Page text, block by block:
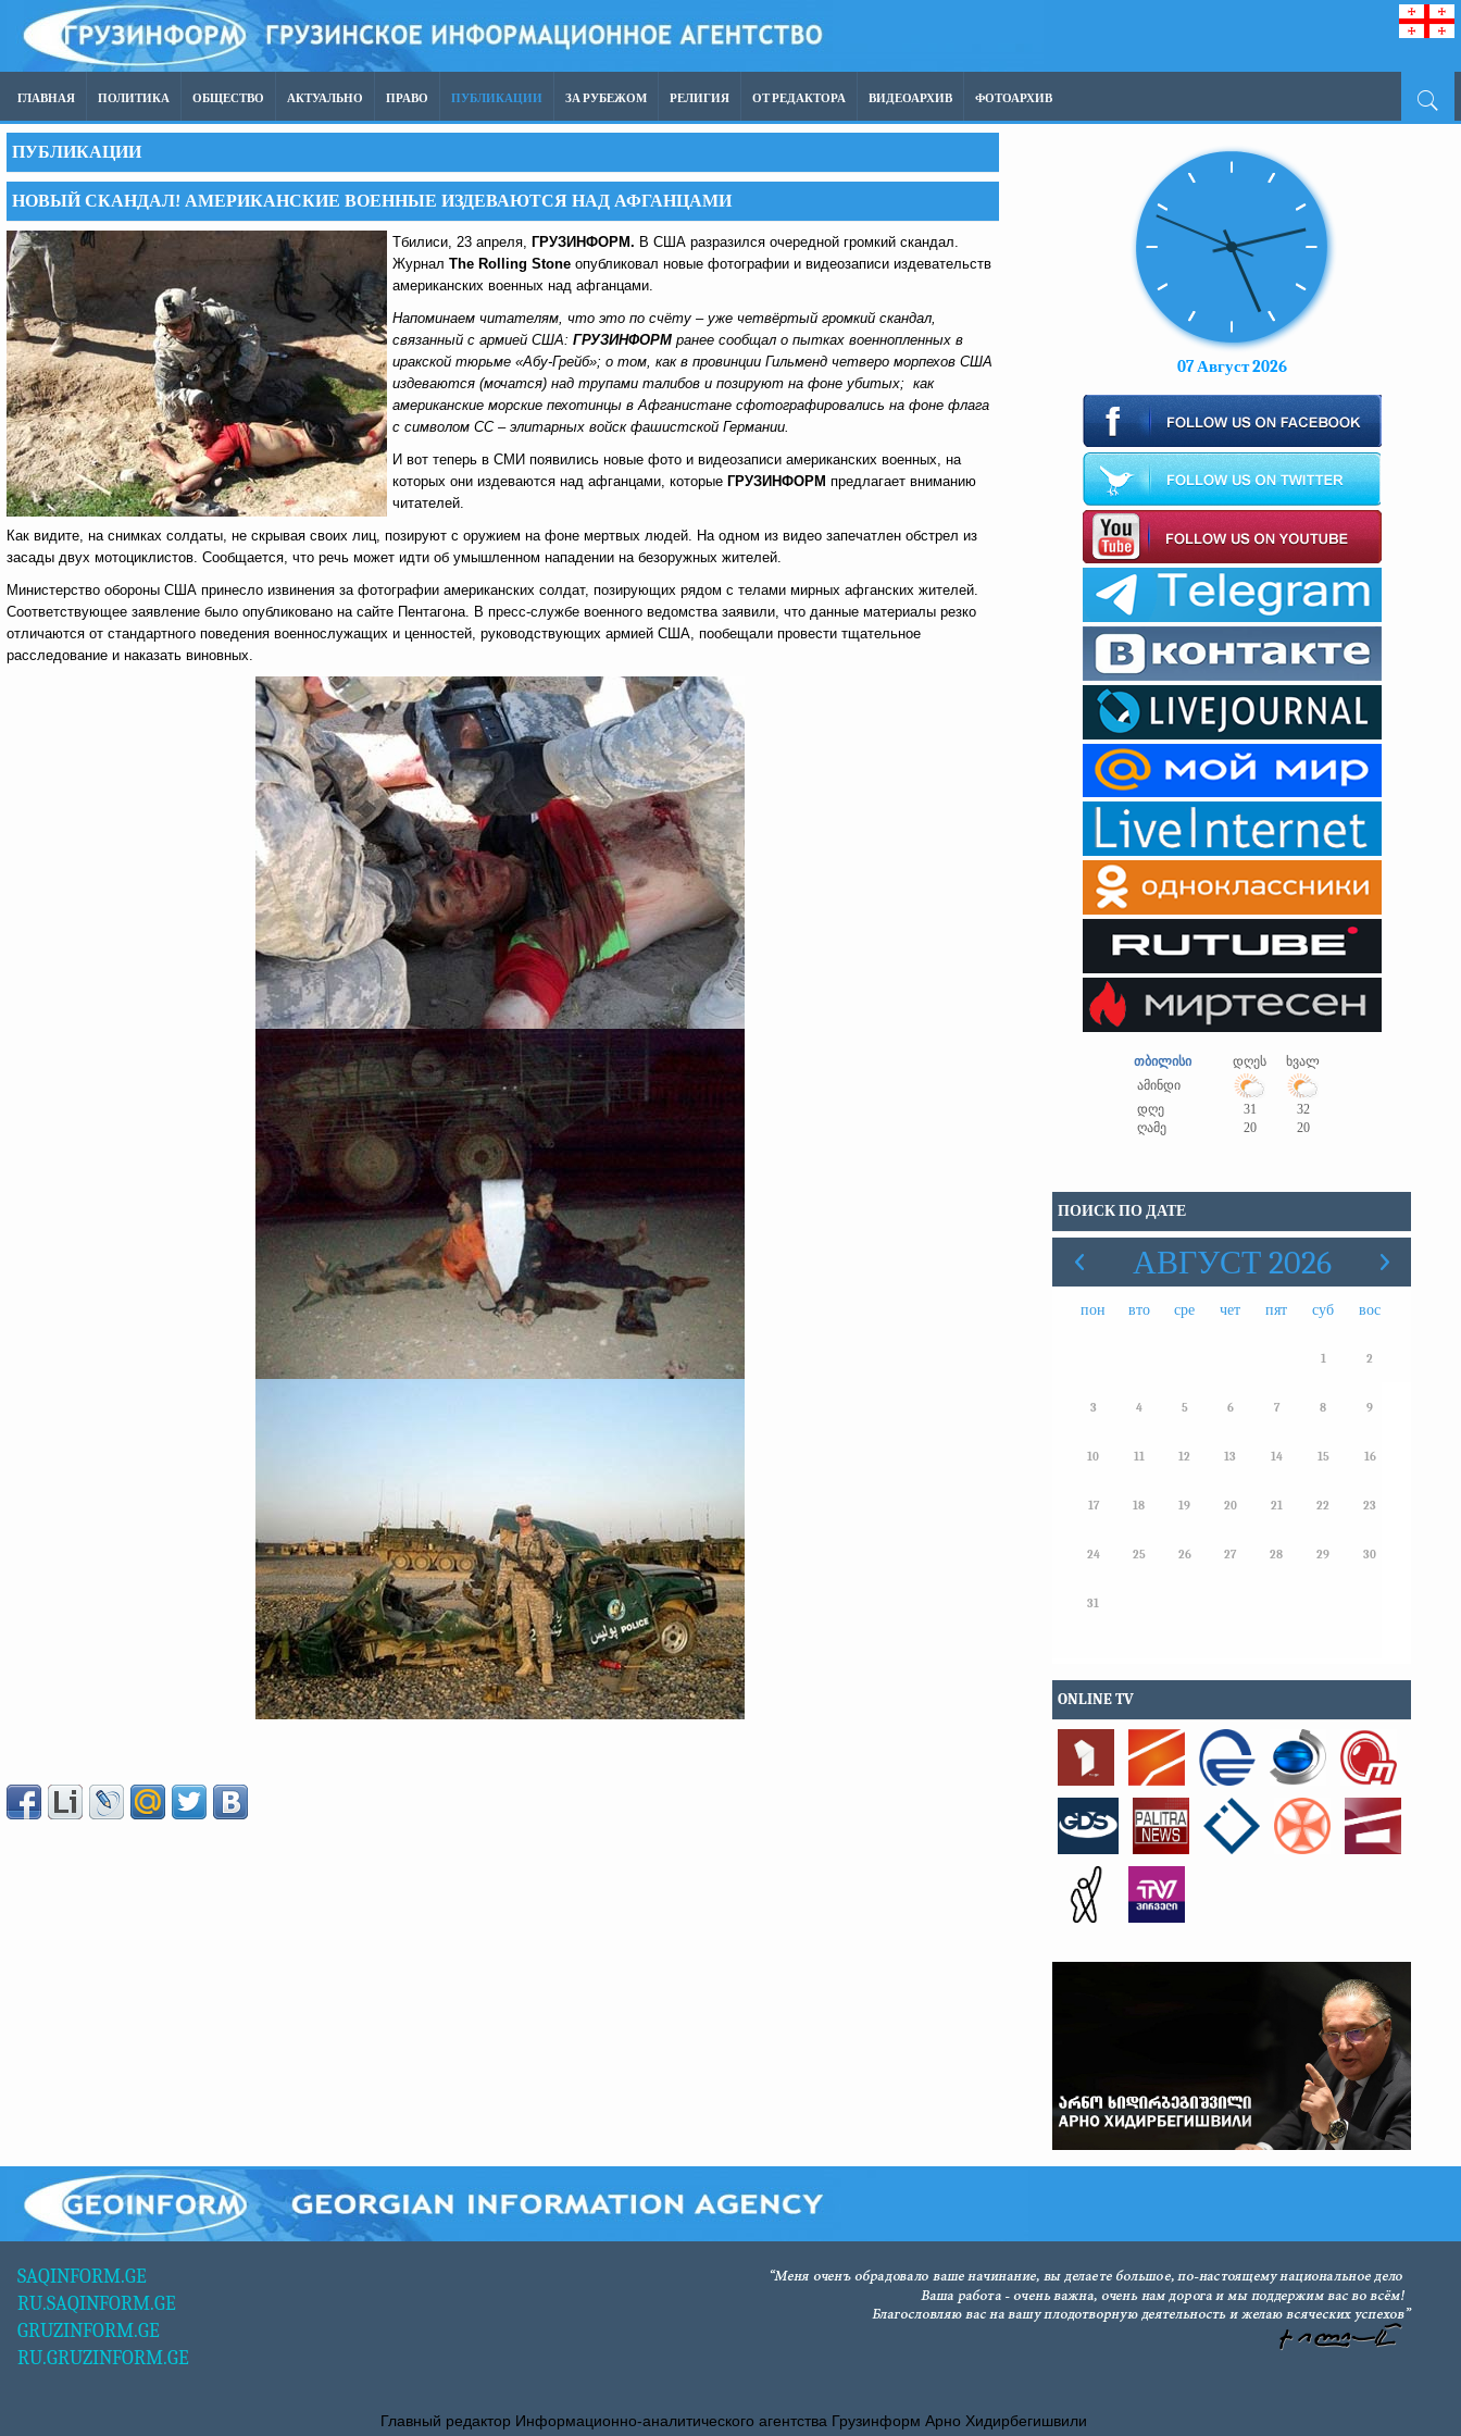
ГЛАВНАЯ ПОЛИТИКА ОБЩЕСТВО АКТУАЛЬНО ПРАВО ПУБЛИКАЦИИ ЗА РУБЕЖОМ РЕЛИГИЯ ОТ РЕДАКТОРА ВИДЕОАРХИВ ФОТОАРХИВ
ПУБЛИКАЦИИ
НОВЫЙ СКАНДАЛ! АМЕРИКАНСКИЕ ВОЕННЫЕ ИЗДЕВАЮТСЯ НАД АФГАНЦАМИ
Тбилиси, 23 апреля, ГРУЗИНФОРМ. В США разразился очередной громкий скандал.
Журнал The Rolling Stone опубликовал новые фотографии и видеозаписи издевательств
американских военных над афганцами.
Напоминаем читателям, что это по счёту – уже четвёртый громкий скандал,
связанный с армией США: ГРУЗИНФОРМ ранее сообщал о пытках военнопленных в
иракской тюрьме «Абу-Грейб»; о том, как в провинции Гильменд четверо морпехов США
издеваются (мочатся) над трупами талибов и позируют на фоне убитых; как
американские морские пехотинцы в Афганистане сфотографировались на фоне флага
с символом СС – элитарных войск фашистской Германии.
И вот теперь в СМИ появились новые фото и видеозаписи американских военных, на
которых они издеваются над афганцами, которые ГРУЗИНФОРМ предлагает вниманию
читателей.
Как видите, на снимках солдаты, не скрывая своих лиц, позируют с оружием на фоне мертвых людей. На одном из видео запечатлен обстрел из
засады двух мотоциклистов. Сообщается, что речь может идти об умышленном нападении на безоружных жителей.
Министерство обороны США принесло извинения за фотографии американских солдат, позирующих рядом с телами мирных афганских жителей.
Соответствующее заявление было опубликовано на сайте Пентагона. В пресс-службе военного ведомства заявили, что данные материалы резко
отличаются от стандартного поведения военнослужащих и ценностей, руководствующих армией США, пообещали провести тщательное
расследование и наказать виновных.
07 Август 2026
თბილისი დღეს
ხვალ
ამინდი
დღე
31
32
ღამე
20 20
ПОИСК ПО ДАТЕ
АВГУСТ 2026
пон вто сре чет пят суб вос
1 2
3 4 5 6 7 8 9
10 11 12 13 14 15 16
17 18 19 20 21 22 23
24 25 26 27 28 29 30
31
ONLINE TV
SAQINFORM.GE
RU.SAQINFORM.GE
GRUZINFORM.GE
RU.GRUZINFORM.GE
Главный редактор Информационно-аналитического агентства Грузинформ Арно Хидирбегишвили